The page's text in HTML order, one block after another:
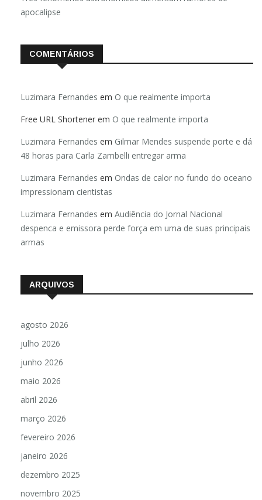
apocalipse
COMENTÁRIOS
Luzimara Fernandes em O que realmente importa
Free URL Shortener em O que realmente importa
Luzimara Fernandes em Gilmar Mendes suspende porte e dá
48 horas para Carla Zambelli entregar arma
Luzimara Fernandes em Ondas de calor no fundo do oceano
impressionam cientistas
Luzimara Fernandes em Audiência do Jornal Nacional
despenca e emissora perde força em uma de suas principais
armas
ARQUIVOS
agosto 2026
julho 2026
junho 2026
maio 2026
abril 2026
março 2026
fevereiro 2026
janeiro 2026
dezembro 2025
novembro 2025